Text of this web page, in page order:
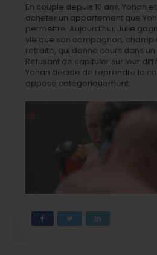
En couple depuis 10 ans, Yohan
acheter un appartement que
permettre. Aujourd’hui, Julie
vie que son compagnon,
retraite, qui donne cours dans
Refusant de capituler sur leur
Yohan décide de reprendre la
oppose catégoriquement.